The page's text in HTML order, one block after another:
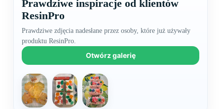
Prawdziwe inspiracje od klientów
ResinPro
Prawdziwe zdjęcia nadesłane przez osoby, które już używały
produktu ResinPro.
Otwórz galerię